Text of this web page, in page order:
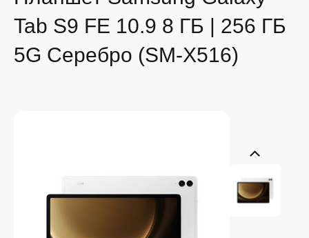
Tab S9 FE 10.9 8 ГБ | 256 ГБ
5G Серебро (SM-X516)